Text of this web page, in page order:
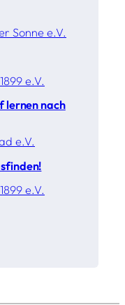
Sonne e.V.
e.V.
lernen nach
e.V.
e.V.